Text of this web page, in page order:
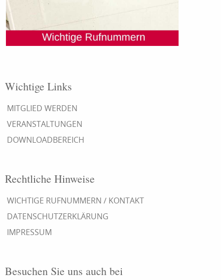
Wichtige Links
MITGLIED WERDEN
VERANSTALTUNGEN
DOWNLOADBEREICH
Rechtliche Hinweise
WICHTIGE RUFNUMMERN / KONTAKT
DATENSCHUTZERKLÄRUNG
IMPRESSUM
Besuchen Sie uns auch bei